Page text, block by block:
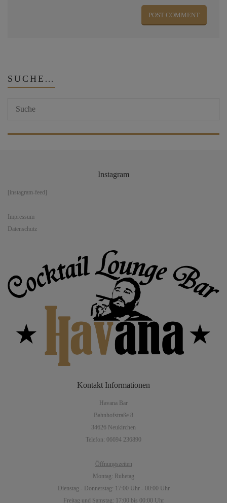
SUCHE…
Instagram
[instagram-feed]
Impressum
Datenschutz
Kontakt Informationen
Havana Bar
Bahnhofstraße 8
34626 Neukirchen
Telefon: 06694 236890
Öffnungszeiten
Montag: Ruhetag
Dienstag - Donnerstag: 17:00 Uhr - 00:00 Uhr
Freitag und Samstag: 17:00 bis 00:00 Uhr